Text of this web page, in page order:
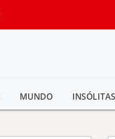
MUNDO INSÓLITAS